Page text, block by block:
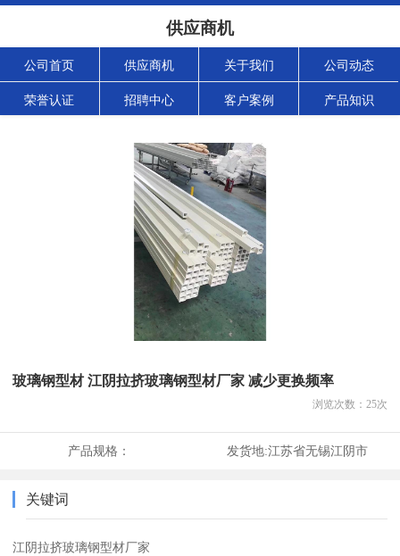
供应商机
公司首页 供应商机 关于我们 公司动态
荣誉认证 招聘中心 客户案例 产品知识
玻璃钢型材 江阴拉挤玻璃钢型材厂家 减少更换频率
浏览次数： 25次
产品规格： 发货地:江苏省无锡江阴市
关键词
江阴拉挤玻璃钢型材厂家